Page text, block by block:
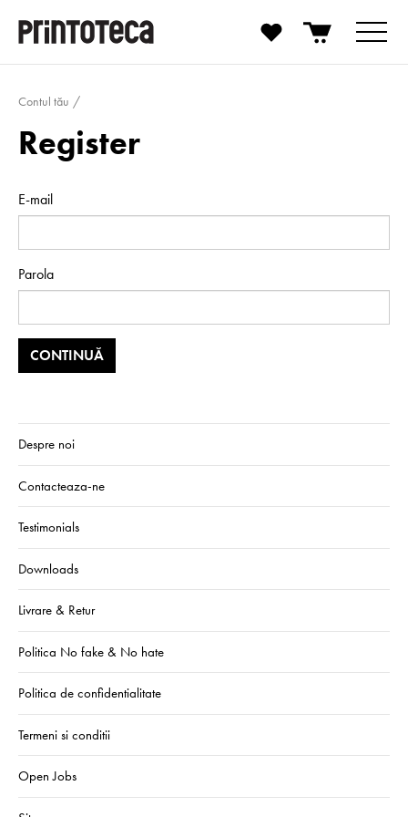
Contul tău
Register
E-mail
Parola
Despre noi
Contacteaza-ne
Testimonials
Downloads
Livrare & Retur
Politica No fake & No hate
Politica de confidentialitate
Termeni si conditii
Open Jobs